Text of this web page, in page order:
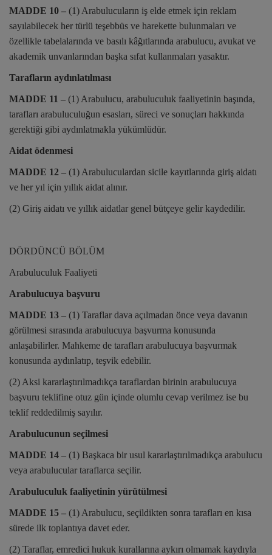
MADDE 10 – (1) Arabulucuların iş elde etmek için reklam
sayılabilecek her türlü teşebbüs ve harekette bulunmaları ve
özellikle tabelalarında ve basılı kâğıtlarında arabulucu, avukat ve
akademik unvanlarından başka sıfat kullanmaları yasaktır.
Tarafların aydınlatılması
MADDE 11 – (1) Arabulucu, arabuluculuk faaliyetinin başında,
tarafları arabuluculuğun esasları, süreci ve sonuçları hakkında
gerektiği gibi aydınlatmakla yükümlüdür.
Aidat ödenmesi
MADDE 12 – (1) Arabuluculardan sicile kayıtlarında giriş aidatı
ve her yıl için yıllık aidat alınır.
(2) Giriş aidatı ve yıllık aidatlar genel bütçeye gelir kaydedilir.
DÖRDÜNCÜ BÖLÜM
Arabuluculuk Faaliyeti
Arabulucuya başvuru
MADDE 13 – (1) Taraflar dava açılmadan önce veya davanın
görülmesi sırasında arabulucuya başvurma konusunda
anlaşabilirler. Mahkeme de tarafları arabulucuya başvurmak
konusunda aydınlatıp, teşvik edebilir.
(2) Aksi kararlaştırılmadıkça taraflardan birinin arabulucuya
başvuru teklifine otuz gün içinde olumlu cevap verilmez ise bu
teklif reddedilmiş sayılır.
Arabulucunun seçilmesi
MADDE 14 – (1) Başkaca bir usul kararlaştırılmadıkça arabulucu
veya arabulucular taraflarca seçilir.
Arabuluculuk faaliyetinin yürütülmesi
MADDE 15 – (1) Arabulucu, seçildikten sonra tarafları en kısa
sürede ilk toplantıya davet eder.
(2) Taraflar, emredici hukuk kurallarına aykırı olmamak kaydıyla